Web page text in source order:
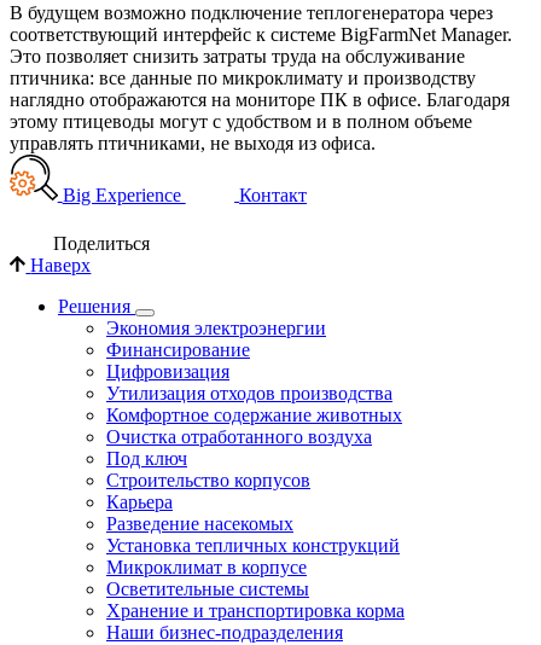
В будущем возможно подключение теплогенератора через
соответствующий интерфейс к системе BigFarmNet Manager.
Это позволяет снизить затраты труда на обслуживание
птичника: все данные по микроклимату и производству
наглядно отображаются на мониторе ПК в офисе. Благодаря
этому птицеводы могут с удобством и в полном объеме
управлять птичниками, не выходя из офиса.
Big Experience Контакт
Поделиться
Наверх
Решения
Экономия электроэнергии
Финансирование
Цифровизация
Утилизация отходов производства
Комфортное содержание животных
Очистка отработанного воздуха
Под ключ
Строительство корпусов
Карьера
Разведение насекомых
Установка тепличных конструкций
Микроклимат в корпусе
Осветительные системы
Хранение и транспортировка корма
Наши бизнес-подразделения